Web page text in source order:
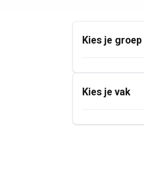
Kies je groep
Kies je vak